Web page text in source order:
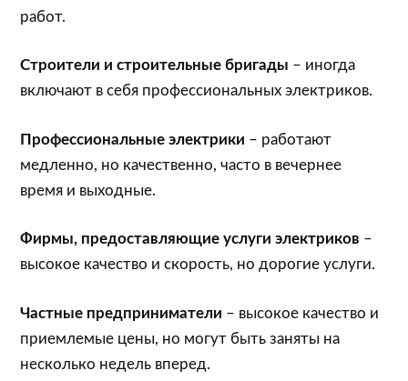
работ.
Строители и строительные бригады – иногда
включают в себя профессиональных электриков.
Профессиональные электрики – работают
медленно, но качественно, часто в вечернее
время и выходные.
Фирмы, предоставляющие услуги электриков –
высокое качество и скорость, но дорогие услуги.
Частные предприниматели – высокое качество и
приемлемые цены, но могут быть заняты на
несколько недель вперед.